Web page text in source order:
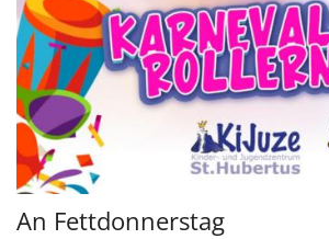
An Fettdonnerstag